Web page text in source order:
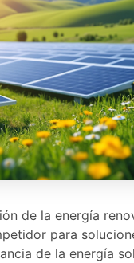
de la energía
para
de la energía